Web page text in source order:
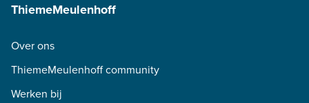
ThiemeMeulenhoff
Over ons
ThiemeMeulenhoff community
Werken bij